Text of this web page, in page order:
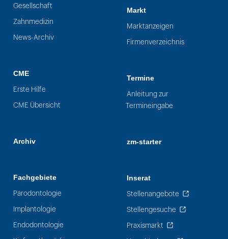
Gesellschaft
Zahnmedizin
News-Archiv
CME
Erste Hilfe
CME Übersicht
Archiv
Fachgebiete
Parodontologie
Implantologie
Endodontologie
Markt
Marktanzeigen
Firmenverzeichnis
Termine
Anleitung zur
Termineingabe
zm-starter
Inserat
Stellenangebote
Stellengesuche
Praxismarkt